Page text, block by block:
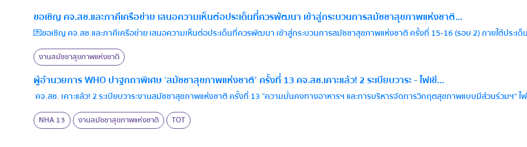
ขอเชิญ คจ.สช.และภาคีเครือข่าย เสนอความเห็นต่อประเด็นที่ควรพัฒนา เข้าสู่กระบวนการสมัชชาสุขภาพแห่งชาติ...
💌ขอเชิญ คจ.สช.และภาคีเครือข่าย เสนอความเห็นต่อประเด็นที่ควรพัฒนา เข้าสู่กระบวนการสมัชชาสุขภาพแห่งชาติ ครั้งที่ 15-16 (รอบ 2) ภายใต้ประเ
งานสมัชชาสุขภาพแห่งชาติ
ผู้อำนวยการ WHO ปาฐกถาพิเศษ ‘สมัชชาสุขภาพแห่งชาติ’ ครั้งที่ 13 คจ.สช.เคาะแล้ว! 2 ระเบียบวาระ - ไฟเขี...
คจ.สช. เคาะแล้ว! 2 ระเบียบวาระงานสมัชชาสุขภาพแห่งชาติ ครั้งที่ 13 “ความมั่นคงทางอาหารฯ และการบริหารจัดการวิกฤตสุขภาพแบบมีส่วนร่วมฯ”
NHA 13 งานสมัชชาสุขภาพแห่งชาติ TOT